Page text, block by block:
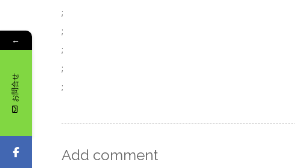
;
;
;
;
;
Add comment
←
お問合せ